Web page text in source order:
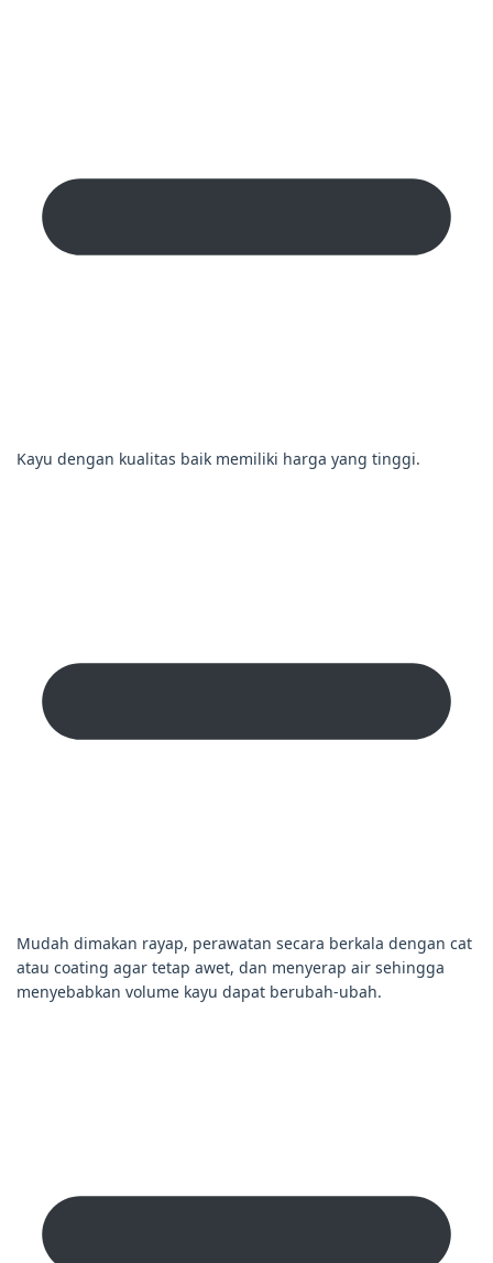
Kayu dengan kualitas baik memiliki harga yang tinggi.
Mudah dimakan rayap, perawatan secara berkala dengan cat
atau coating agar tetap awet, dan menyerap air sehingga
menyebabkan volume kayu dapat berubah-ubah.